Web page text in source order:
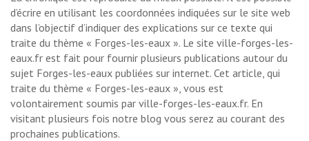
d’écrire en utilisant les coordonnées indiquées sur le site web
dans l’objectif d’indiquer des explications sur ce texte qui
traite du thème « Forges-les-eaux ». Le site ville-forges-les-
eaux.fr est fait pour fournir plusieurs publications autour du
sujet Forges-les-eaux publiées sur internet. Cet article, qui
traite du thème « Forges-les-eaux », vous est
volontairement soumis par ville-forges-les-eaux.fr. En
visitant plusieurs fois notre blog vous serez au courant des
prochaines publications.